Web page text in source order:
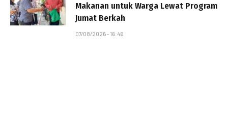
Makanan untuk Warga Lewat Program
Jumat Berkah
07/08/2026 - 16:46